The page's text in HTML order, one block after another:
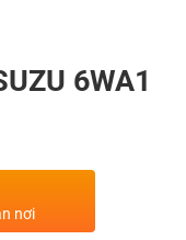
6WA1
nơi